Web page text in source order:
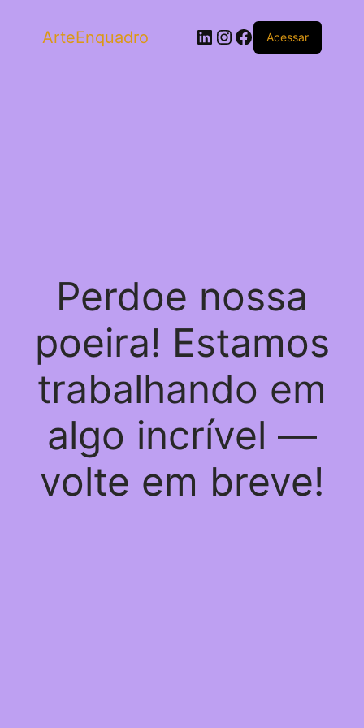
ArteEnquadro LinkedIn
Instagram
Facebook
Acessar
Perdoe nossa
poeira! Estamos
trabalhando em
algo incrível —
volte em breve!